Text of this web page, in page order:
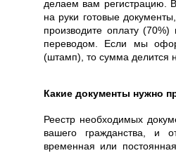
делаем вам регистрацию.
на руки готовые
производите оплату
переводом. Если мы
(штамп), то сумма делится
Какие документы нужно
Реестр необходимых
вашего гражданства, и
временная или